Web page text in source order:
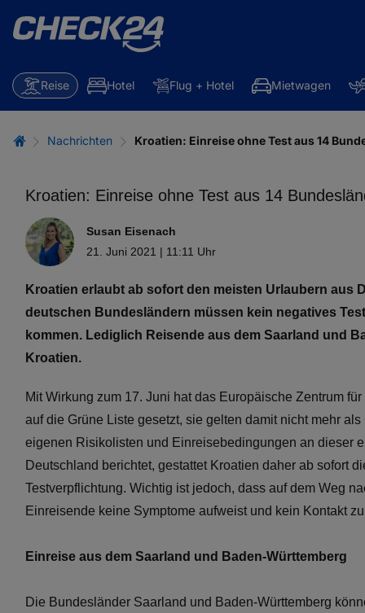
Reise Hotel Flug + Hotel Mietwagen
Nachrichten Kroatien: Einreise ohne Test aus 14
Kroatien: Einreise ohne Test aus 14
Susan Eisenach
21. Juni 2021 | 11:11 Uhr
Kroatien erlaubt ab sofort den meisten Urlaubern aus
deutschen Bundesländern müssen kein negatives
kommen. Lediglich Reisende aus dem Saarland und
Kroatien.
Mit Wirkung zum 17. Juni hat das Europäische Zentrum
auf die Grüne Liste gesetzt, sie gelten damit nicht mehr
eigenen Risikolisten und Einreisebedingungen an dieser
Deutschland berichtet, gestattet Kroatien daher ab sofort
Testverpflichtung. Wichtig ist jedoch, dass auf dem Weg
Einreisende keine Symptome aufweist und kein Kontakt
Einreise aus dem Saarland und Baden-Württemberg
Die Bundesländer Saarland und Baden-Württemberg